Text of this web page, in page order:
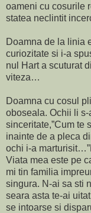
oameni cu cosurile
statea neclintit
Doamna de la linia
curiozitate si i-a
nul Hart a scuturat
viteza…
Doamna cu cosul
oboseala. Ochii li
sinceritate,”Cum te
inainte de a pleca
ochi i-a
Viata mea este pe
mi tin familia
singura. N-ai sa sti
seara asta te-ai
se intoarse si